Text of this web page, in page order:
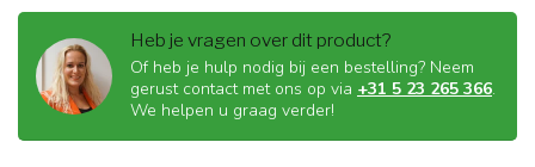
Heb je vragen over dit product?
Of heb je hulp nodig bij een bestelling? Neem
gerust contact met ons op via +31 5 23 265 366.
We helpen u graag verder!